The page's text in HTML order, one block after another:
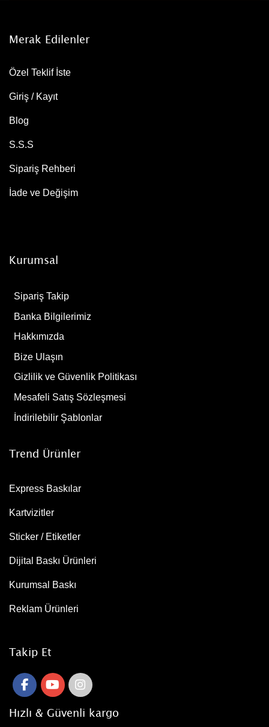
Merak Edilenler
Özel Teklif İste
Giriş / Kayıt
Blog
S.S.S
Sipariş Rehberi
İade ve Değişim
Kurumsal
Sipariş Takip
Banka Bilgilerimiz
Hakkımızda
Bize Ulaşın
Gizlilik ve Güvenlik Politikası
Mesafeli Satış Sözleşmesi
İndirilebilir Şablonlar
Trend Ürünler
Express Baskılar
Kartvizitler
Sticker / Etiketler
Dijital Baskı Ürünleri
Kurumsal Baskı
Reklam Ürünleri
Takip Et
Hızlı & Güvenli kargo